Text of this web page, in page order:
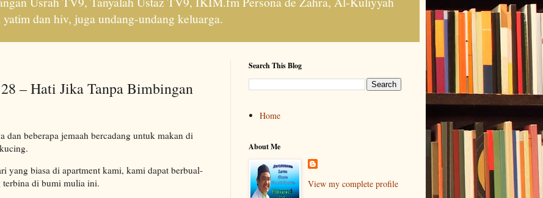
dan hiv, juga undang-undang keluarga.
– Hati Jika Tanpa Bimbingan
dan beberapa jemaah bercadang untuk makan di
yang biasa di apartment kami, kami dapat berbual-
di bumi mulia ini.
Search This Blog
Home
About Me
View my complete profile